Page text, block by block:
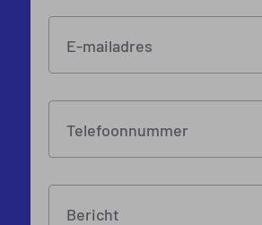
E-mailadres
Telefoonnummer
Bericht